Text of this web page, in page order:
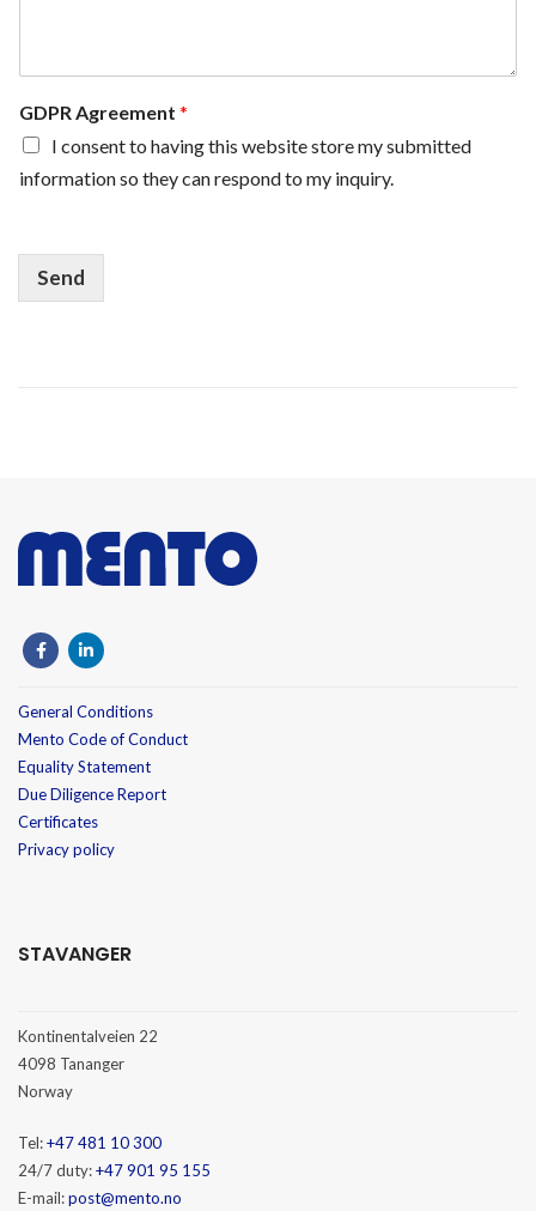
GDPR Agreement *
I consent to having this website store my submitted
information so they can respond to my inquiry.
Send
General Conditions
Mento Code of Conduct
Equality Statement
Due Diligence Report
Certificates
Privacy policy
STAVANGER
Kontinentalveien 22
4098 Tananger
Norway
Tel:+47 481 10 300
24/7 duty:+47 901 95 155
E-mail:post@mento.no